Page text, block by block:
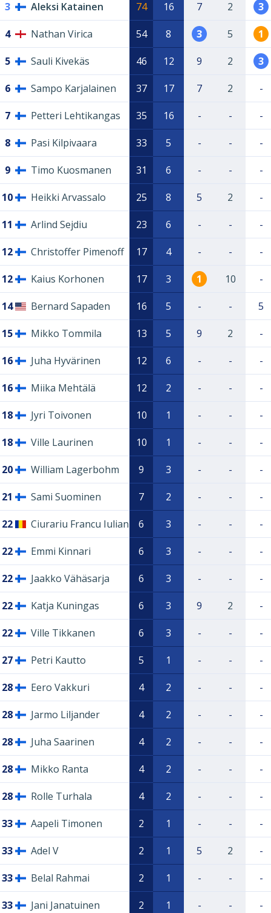
3 Aleksi Katainen 74 16 7 2 3
4 Nathan Virica 54 8 3 5 1
5 Sauli Kivekäs 46 12 9 2 3
6 Sampo Karjalainen 37 17 7 2 -
7 Petteri Lehtikangas 35 16 - - -
8 Pasi Kilpivaara 33 5 - - -
9 Timo Kuosmanen 31 6 - - -
10 Heikki Arvassalo 25 8 5 2 -
11 Arlind Sejdiu 23 6 - - -
12 Christoffer Pimenoff 17 4 - - -
12 Kaius Korhonen 17 3 1 10 -
14 Bernard Sapaden 16 5 - - 5
15 Mikko Tommila 13 5 9 2 -
16 Juha Hyvärinen 12 6 - - -
16 Miika Mehtälä 12 2 - - -
18 Jyri Toivonen 10 1 - - -
18 Ville Laurinen 10 1 - - -
20 William Lagerbohm 9 3 - - -
21 Sami Suominen 7 2 - - -
22 Ciurariu Francu Iulian 6 3 - - -
22 Emmi Kinnari 6 3 - - -
22 Jaakko Vähäsarja 6 3 - - -
22 Katja Kuningas 6 3 9 2 -
22 Ville Tikkanen 6 3 - - -
27 Petri Kautto 5 1 - - -
28 Eero Vakkuri 4 2 - - -
28 Jarmo Liljander 4 2 - - -
28 Juha Saarinen 4 2 - - -
28 Mikko Ranta 4 2 - - -
28 Rolle Turhala 4 2 - - -
33 Aapeli Timonen 2 1 - - -
33 Adel V 2 1 5 2 -
33 Belal Rahmai 2 1 - - -
33 Jani Janatuinen 2 1 - - -